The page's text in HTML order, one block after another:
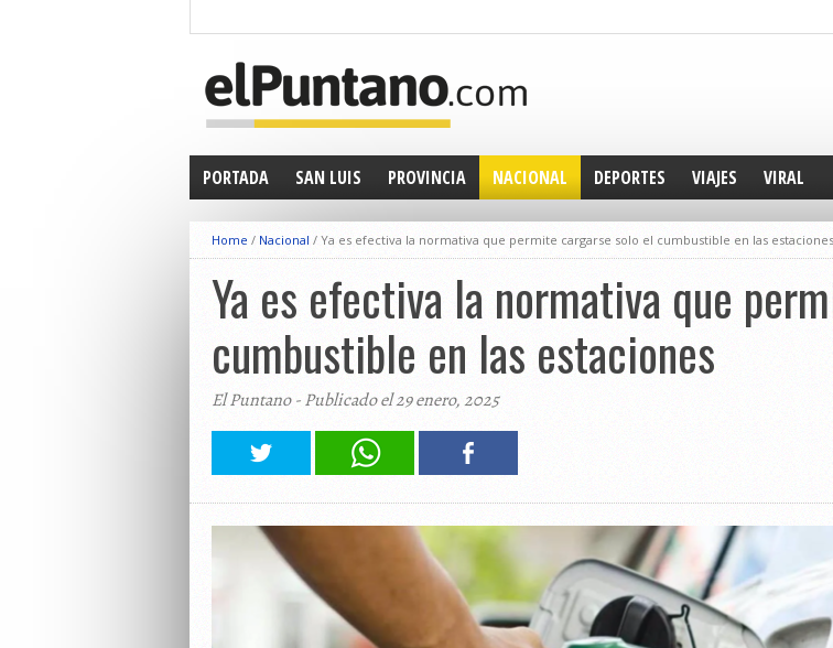
PORTADA SAN LUIS PROVINCIA NACIONAL DEPORTES VIAJES VIRAL
Home / Nacional / Ya es efectiva la normativa que permite cargarse solo el cumbustible en las estaciones
Ya es efectiva la normativa que
cumbustible en las estaciones
El Puntano - Publicado el 29 enero, 2025